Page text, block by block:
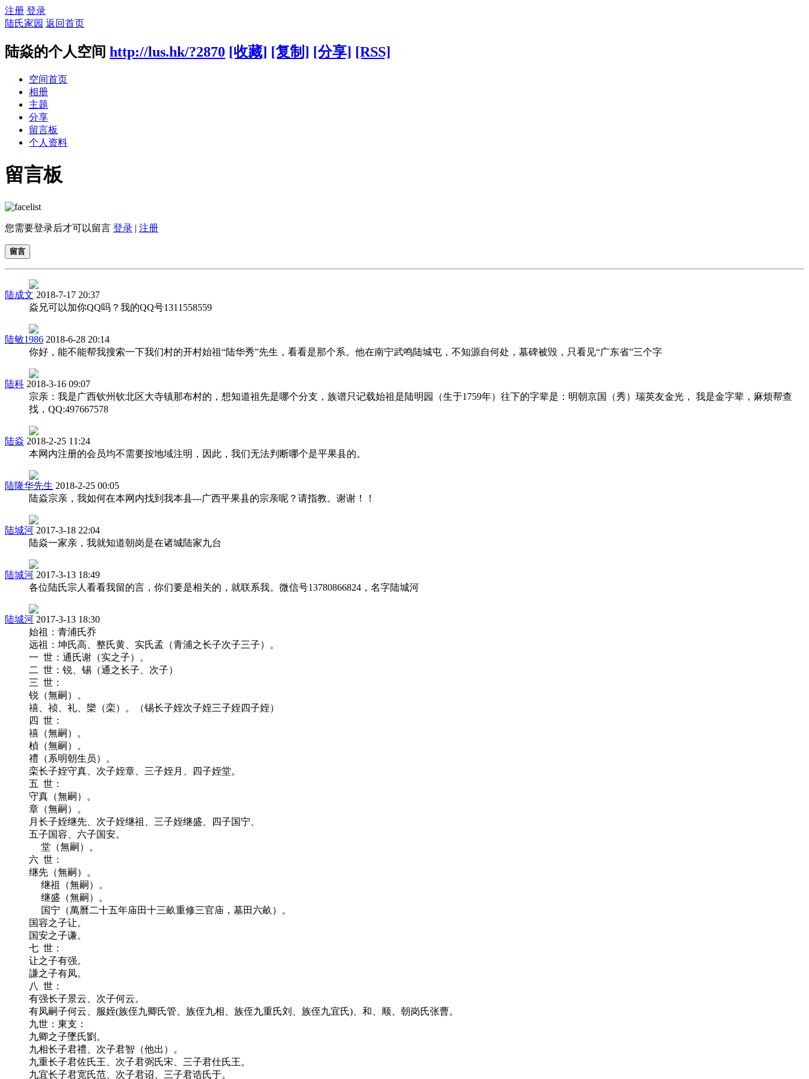
注册 登录
陆氏家园 返回首页
陆焱的个人空间 http://lus.hk/?2870 [收藏] [复制] [分享] [RSS]
空间首页
相册
主题
分享
留言板
个人资料
留言板
您需要登录后才可以留言 登录 | 注册
留言
陆成文 2018-7-17 20:37
焱兄可以加你QQ吗？我的QQ号1311558559
陆敏1986 2018-6-28 20:14
你好，能不能帮我搜索一下我们村的开村始祖“陆华秀”先生，看看是那个系。他在南宁武鸣陆城屯，不知源自何处，墓碑被毁，只看见“广东省”三个字
陆科 2018-3-16 09:07
宗亲：我是广西钦州钦北区大寺镇那布村的，想知道祖先是哪个分支，族谱只记载始祖是陆明园（生于1759年）往下的字辈是：明朝京国（秀）瑞英友金光， 我是金字辈，麻烦帮查
找，QQ:497667578
陆焱 2018-2-25 11:24
本网内注册的会员均不需要按地域注明，因此，我们无法判断哪个是平果县的。
陆隆华先生 2018-2-25 00:05
陆焱宗亲，我如何在本网内找到我本县---广西平果县的宗亲呢？请指教。谢谢！！
陆城河 2017-3-18 22:04
陆焱一家亲，我就知道朝岗是在诸城陆家九台
陆城河 2017-3-13 18:49
各位陆氏宗人看看我留的言，你们要是相关的，就联系我。微信号13780866824，名字陆城河
陆城河 2017-3-13 18:30
始祖：青浦氏乔
远祖：坤氏高、整氏黄、实氏孟（青浦之长子次子三子）。
一 世：通氏谢（实之子）。
二 世：锐、锡（通之长子、次子）
三 世：
锐（無嗣）。
禧、祯、礼、欒（栾）。（锡长子姪次子姪三子姪四子姪）
四 世：
禧（無嗣）。
楨（無嗣）。
禮（系明朝生员）。
栾长子姪守真、次子姪章、三子姪月、四子姪堂。
五 世：
守真（無嗣）。
章（無嗣）。
月长子姪继先、次子姪继祖、三子姪继盛、四子国宁、
五子国容、六子国安。
堂（無嗣）。
六 世：
继先（無嗣）。
继祖（無嗣）。
继盛（無嗣）。
国宁（萬曆二十五年庙田十三畝重修三官庙，墓田六畝）。
国容之子让。
国安之子谦。
七 世：
让之子有强。
謙之子有凤。
八 世：
有强长子景云、次子何云。
有凤嗣子何云、服姪(族侄九卿氏管、族侄九相、族侄九重氏刘、族侄九宜氏)、和、顺、朝岗氏张曹。
九世：東支：
九卿之子墜氏劉。
九相长子君禮、次子君智（他出）。
九重长子君佐氏王、次子君弼氏宋、三子君仕氏王。
九宜长子君宽氏范、次子君诏、三子君诰氏于。